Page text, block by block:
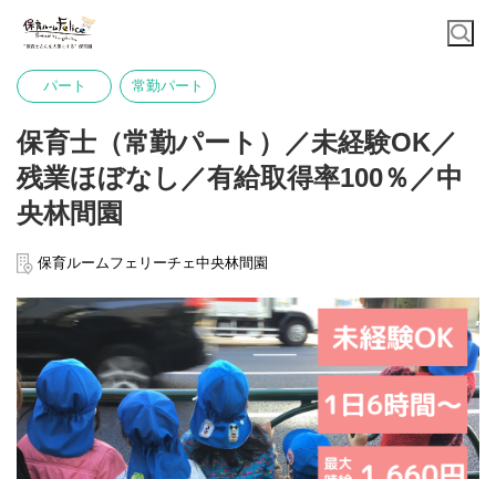
パート 常勤パート
保育士（常勤パート）／未経験OK／
残業ほぼなし／有給取得率100％／中
央林間園
保育ルームフェリーチェ中央林間園